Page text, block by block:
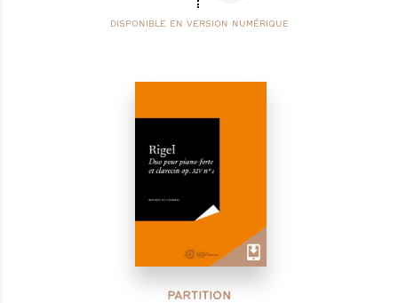
DISPONIBLE EN VERSION NUMÉRIQUE
PARTITION